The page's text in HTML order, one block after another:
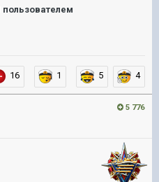
пользователем
16 1 5 4
5 776